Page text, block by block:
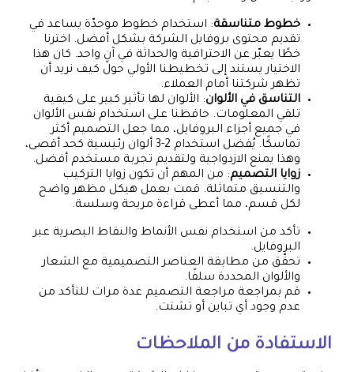
خطوط متناسقة: استخدام خطوط موحدّة يساعد في
تقديم محتوى بروفايل الشركة بشكل أفضل. اخترنا
خطًا يعبّر عن الاحترافية والحداثة في آنٍ واحد. كان هذا
الاختيار يستند إلى تخطيطنا الأولي حول كيف نريد أن
تظهر شركتنا أمام العملاء.
التناسق في الألوان: الألوان لها تأثير كبير على كيفية
تلقي المعلومات. حافظنا على استخدام نفس الألوان
في جميع أجزاء البروفايل، مما جعل التصميم أكثر
تماسكًا. يُفضل استخدام 2-3 ألوان رئيسية كحد أقصى،
وهذا يمنع الازدواجية ولتقديم تجربة مستخدم أفضل.
زوايا التصميم: من المهم أن تكون زوايا التركيب
والتنسيق متماثلة. قمت بعمل هيكل مظهر واضح
لكل قسم، مما أعطى قراءة مريحة وسلسة.
تأكد من استخدام نفس الأنماط والنقاط البصرية عبر
البروفايل.
تحقّق من مطابقة العناصر التصميمية مع الشعار
والألوان المحددة سلفًا.
قم بمراجعة مراجعة التصميم عدة مرات للتأكد من
عدم وجود أي تباين أو تشتت.
الاستفادة من الملاحظات